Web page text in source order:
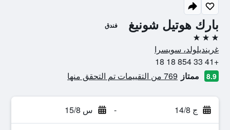
بارك هوتيل شونيغ فندق
3 نجوم
غرينديلولد، سويسرا
+41 33 854 18 18
8.9 ممتاز 769 من التقييمات تم التحقق منها
ج 14/8 - س 15/8